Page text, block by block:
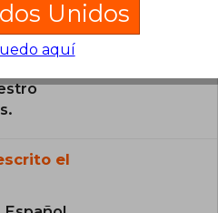
el
Unidos
aquí